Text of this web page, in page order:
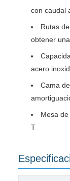
con caudal
Rutas
obtener
acero
Cama
Mesa
T